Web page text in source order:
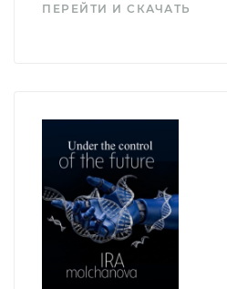
ПЕРЕЙТИ И СКАЧАТЬ